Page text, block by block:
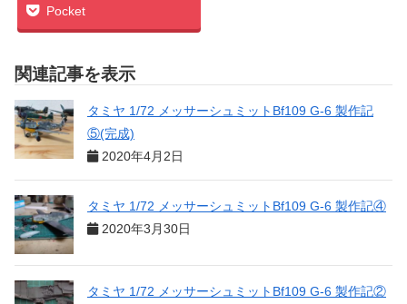
Pocket
関連記事を表示
タミヤ 1/72 メッサーシュミットBf109 G-6 製作記
⑤(完成)
2020年4月2日
タミヤ 1/72 メッサーシュミットBf109 G-6 製作記④
2020年3月30日
タミヤ 1/72 メッサーシュミットBf109 G-6 製作記②